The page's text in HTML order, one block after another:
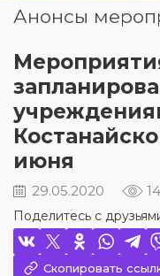
Анонсы
июня
29.05.2020
Поделитесь с
Скопировать